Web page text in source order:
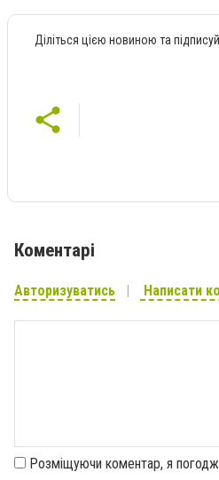
Діліться цією новиною та
Коментарі
Авторизуватись Написати
Розміщуючи коментар, я